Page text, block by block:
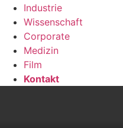
Industrie
Wissenschaft
Corporate
Medizin
Film
Kontakt